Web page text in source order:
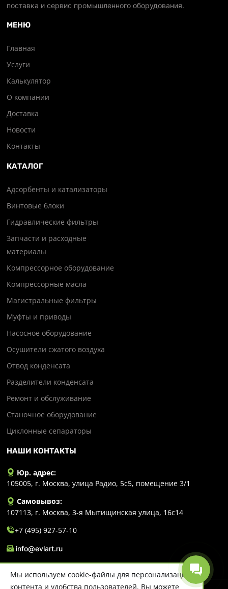
поставка и сервис промышленного оборудования.
МЕНЮ
Главная
Услуги
Калькулятор
О компании
Доставка
Новости
Контакты
КАТАЛОГ
Адсорбенты и катализаторы
Винтовые блоки
Гидравлические фильтры
Запчасти и расходные
материалы
Компрессорное оборудование
Компрессорные масла
Магистральные фильтры
Муфты и приводы
Насосное оборудование
Осушители сжатого воздуха
Отвод конденсата
Разделители конденсата
Ремонт и обслуживание
Станочное оборудование
Циклонные сепараторы
НАШИ КОНТАКТЫ
Юр. адрес:
105005, г. Москва, улица Радио, 5с5, помещение 3/1
Самовывоз:
107113, г. Москва, 3-я Мытищинская улица, 16с14
+7 (495) 927-57-10
info@evlart.ru
Мы используем cookie-файлы для персонализации
контента и удобства пользователей. Вы можете